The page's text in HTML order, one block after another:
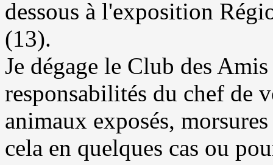
dessous à l'exposition
(13).
Je dégage le Club des
responsabilités du chef de
animaux exposés,
cela en quelques cas ou